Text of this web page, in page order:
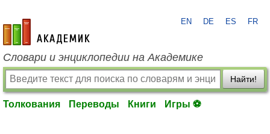
academic.ru
EN DE ES FR
Словари и энциклопедии на Академике
Найти!
Толкования Переводы Книги Игры ⚽